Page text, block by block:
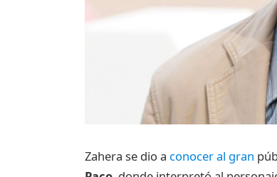
Zahera se dio a conocer al gran